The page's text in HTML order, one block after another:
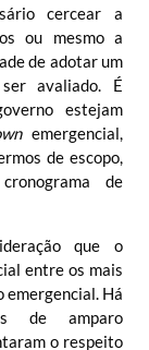
cercear a
ou mesmo a
de adotar um
avaliado. É
estejam
emergencial,
de escopo,
de
que o
entre os mais
emergencial. Há
de amparo
o respeito